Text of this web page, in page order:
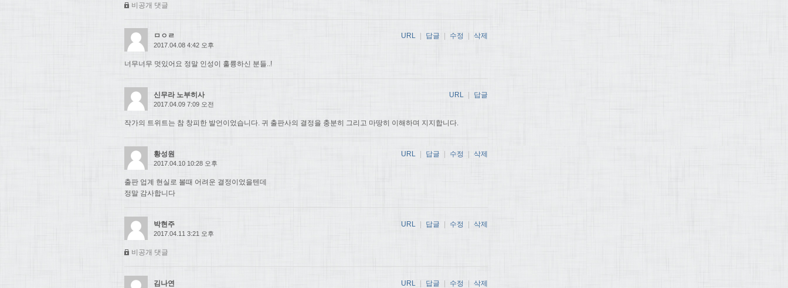
비공개 댓글
ㅁㅇㄹ
2017.04.08 4:42 오후
너무너무 멋있어요 정말 인성이 훌륭하신 분들..!
URL 답글 수정 삭제
신무라 노부히사
2017.04.09 7:09 오전
작가의 트위트는 참 창피한 발언이었습니다. 귀 출판사의 결정을 충분히 그리고 마땅히 이해하며 지지합니다.
URL 답글
황성원
2017.04.10 10:28 오후
출판 업계 현실로 볼때 어려운 결정이었을텐데
정말 감사합니다
URL 답글 수정 삭제
박현주
2017.04.11 3:21 오후
비공개 댓글
URL | 답글 | 수정 | 삭제
김나연 URL | 답글 | 수정 | 삭제